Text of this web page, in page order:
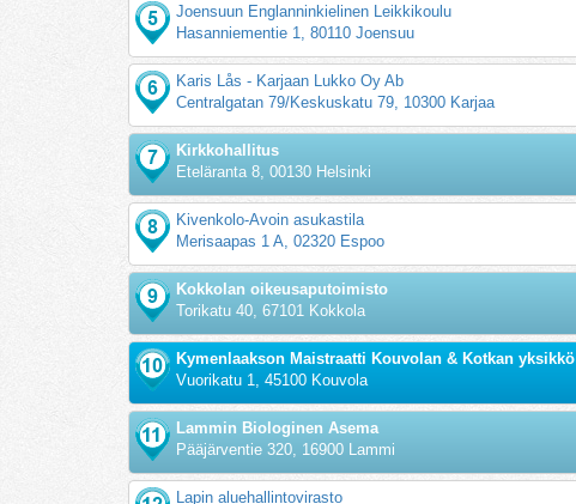
Joensuun Englanninkielinen Leikkikoulu
Hasanniementie 1, 80110 Joensuu
Karis Lås - Karjaan Lukko Oy Ab
Centralgatan 79/Keskuskatu 79, 10300 Karjaa
Kirkkohallitus
Eteläranta 8, 00130 Helsinki
Kivenkolo-Avoin asukastila
Merisaapas 1 A, 02320 Espoo
Kokkolan oikeusaputoimisto
Torikatu 40, 67101 Kokkola
Kymenlaakson Maistraatti Kouvolan & Kotkan yksikkö
Vuorikatu 1, 45100 Kouvola
Lammin Biologinen Asema
Pääjärventie 320, 16900 Lammi
Lapin aluehallintovirasto